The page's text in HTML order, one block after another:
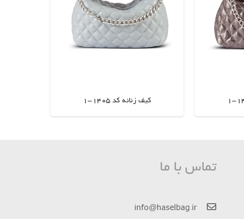
کیف زنانه کد 1405-1
تماس با ما
info@haselbag.ir